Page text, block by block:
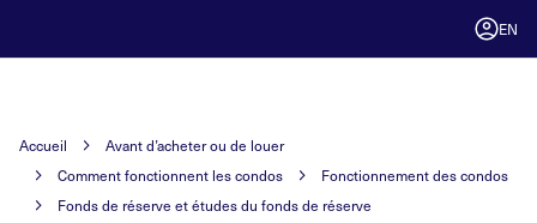
EN
Accueil
Avant d’acheter ou de louer
Comment fonctionnent les condos
Fonctionnement des condos
Fonds de réserve et études du fonds de réserve